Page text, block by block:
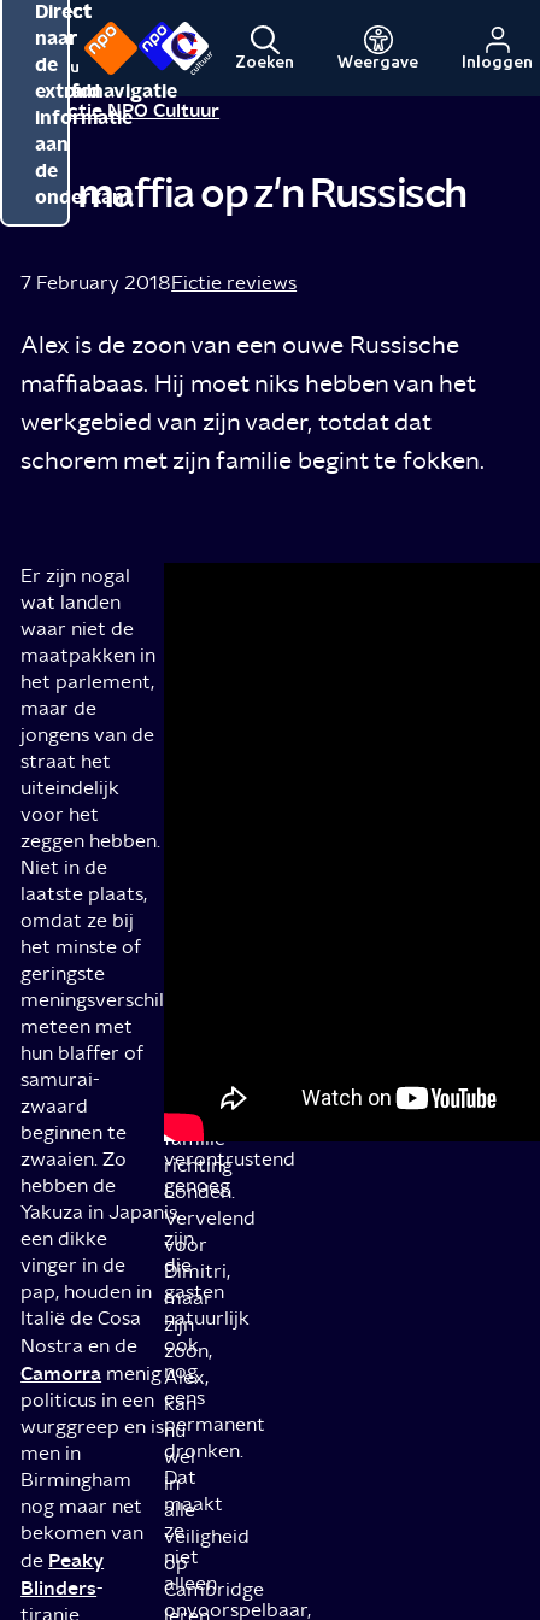
Direct
naar
de
inhoud
Direct
naar
de
hoofdnavigatie
Direct
naar
de
extra
informatie
aan
de
onderkant
Menu
Naar
de
NPO
Naar
de
NPO
Zoeken Weergave Inloggen
Redactie NPO Cultuur
De maffia op z'n Russisch
7 February 2018Fictie reviews
Alex is de zoon van een ouwe Russische
maffiabaas. Hij moet niks hebben van het
werkgebied van zijn vader, totdat dat
schorem met zijn familie begint te fokken.
Er zijn nogal
wat landen
waar niet de
maatpakken in
het parlement,
maar de
jongens van de
straat het
uiteindelijk
voor het
zeggen hebben.
Niet in de
laatste plaats,
omdat ze bij
het minste of
geringste
meningsverschil
meteen met
hun blaffer of
samurai-
zwaard
beginnen te
zwaaien. Zo
hebben de
Yakuza in Japan
een dikke
vinger in de
pap, houden in
Italië de Cosa
Nostra en de
Camorra menig
politicus in een
wurggreep en is
men in
Birmingham
nog maar net
bekomen van
de Peaky
Blinders-
tiranie.
niet
verontrustend
genoeg
is,
zijn
die
gasten
natuurlijk
ook
nog
eens
permanent
dronken.
Dat
maakt
ze
niet
alleen
onvoorspelbaar,
zijn
familie
richting
Londen.
Vervelend
voor
Dimitri,
maar
zijn
zoon,
Alex,
kan
nu
wel
in
alle
veiligheid
op
Cambridge